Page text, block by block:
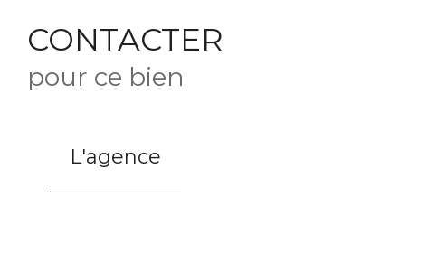
CONTACTER
pour ce bien
L'agence